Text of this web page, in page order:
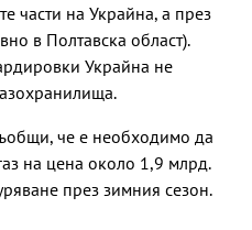
части на Украйна, а през
в Полтавска област).
Украйна не
че е необходимо да
на цена около 1,9 млрд.
през зимния сезон.